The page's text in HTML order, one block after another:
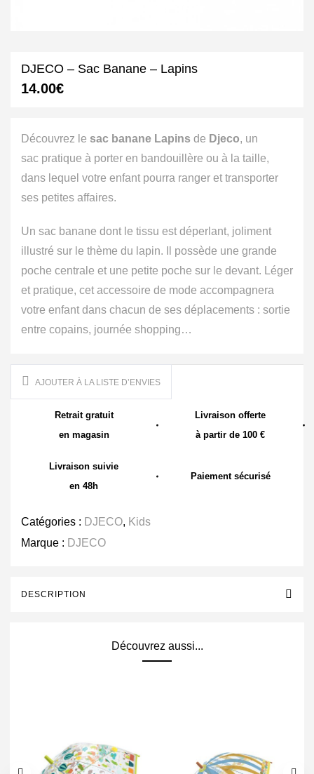
DJECO – Sac Banane – Lapins
14.00€
Découvrez le sac banane Lapins de Djeco, un
sac pratique à porter en bandouillère ou à la taille,
dans lequel votre enfant pourra ranger et transporter
ses petites affaires.
Un sac banane dont le tissu est déperlant, joliment
illustré sur le thème du lapin. Il possède une grande
poche centrale et une petite poche sur le devant. Léger
et pratique, cet accessoire de mode accompagnera
votre enfant dans chacun de ses déplacements : sortie
entre copains, journée shopping…
AJOUTER À LA LISTE D’ENVIES
Retrait gratuit
en magasin
Livraison offerte
à partir de 100 €
Livraison suivie
en 48h
Paiement sécurisé
Catégories : DJECO, Kids
Marque : DJECO
DESCRIPTION
Découvrez aussi...